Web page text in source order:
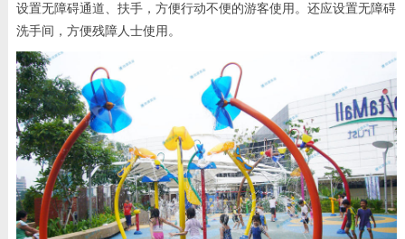
设置无障碍通道、扶手，方便行动不便的游客使用。还应设置无障碍
洗手间，方便残障人士使用。